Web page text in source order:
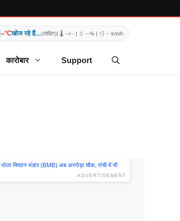
--°Cखोज रहे हैं...(लोडिंग)| 🌡️ --/-- | 💧 --% | 💨 -- km/h
कारोबार Support
ADVERTISEMENT